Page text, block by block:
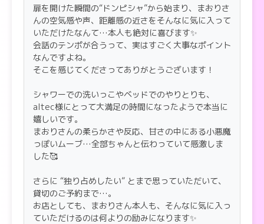
ムですでに私の気持ちはまおりさんを独り占めした
いという気持ちになっていたところ、貸切ができる
と聞き有頂天になってお店に次の予約の電話をして
しまった
また会えると思いながらも別れ惜しい気持ちで、じ
しかし、私が風邪をひいてしまい泣く泣くお店にキ
ャンセルの電話をしたところ、すぐに対応してもら
えて感謝
私の気持ちは決まっています、まおりさん待ってて
ねー。
扉を開けた瞬間の“ドンピシャ”から始まり、まおりさ
んの空気感や声、距離感の近さをそんなに気に入って
いただけたなんて…本人も絶対に喜びます✨
会話のテンポが合うって、実はすごく大事なポイント
なんですよね。
そこを感じてくださってありがとうございます！
シャワーでの洗いっこやベッドでのやりとりも、
altec様にとって大満足の時間になったようで本当に
嬉しいです。
まおりさんの柔らかさや反応、甘さの中にある小悪魔
っぽいムーブ…全部ちゃんと伝わっていて感激しま
した🥰
さらに “独り占めしたい” とまで思っていただいて、
貸切のご予約まで…。
お店としても、まおりさん本人も、そんなに気に入っ
ていただけるのは何よりの励みになります✨